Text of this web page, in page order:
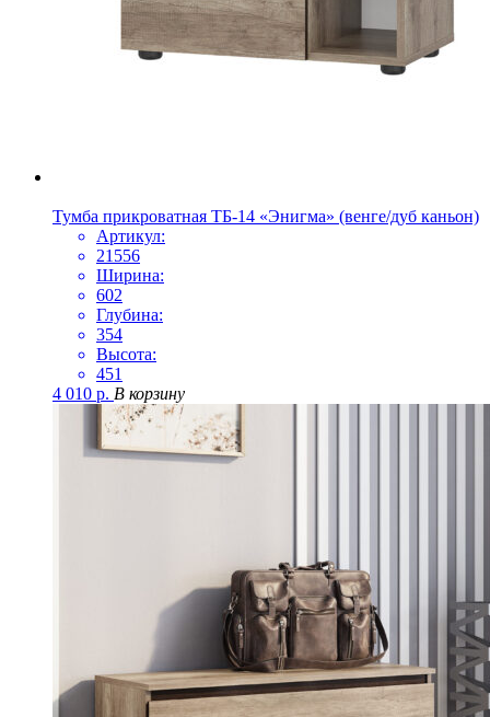
Тумба прикроватная ТБ-14 «Энигма» (венге/дуб каньон)
Артикул:
21556
Ширина:
602
Глубина:
354
Высота:
451
4 010 р. В корзину